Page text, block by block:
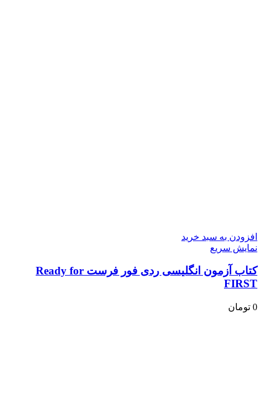
افزودن به سبد خرید
نمایش سریع
کتاب آزمون انگلیسی ردی فور فرست Ready for
FIRST
0 تومان